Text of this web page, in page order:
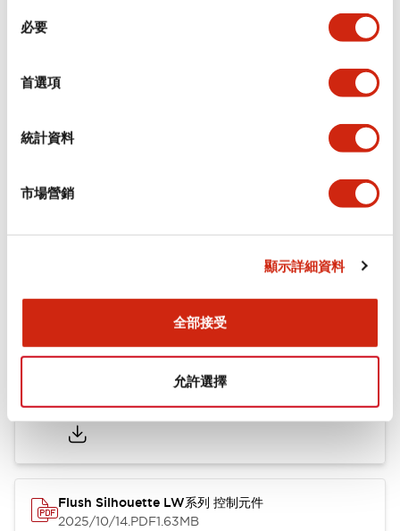
必要
首選項
統計資料
市場營銷
顯示詳細資料
全部接受
允許選擇
安裝和安裝規範
認證與標準
Flush Silhouette LW系列 控制元件 (英文版)
2025/09/19.PDF1.23MB
Flush Silhouette LW系列 控制元件
2025/10/14.PDF1.63MB